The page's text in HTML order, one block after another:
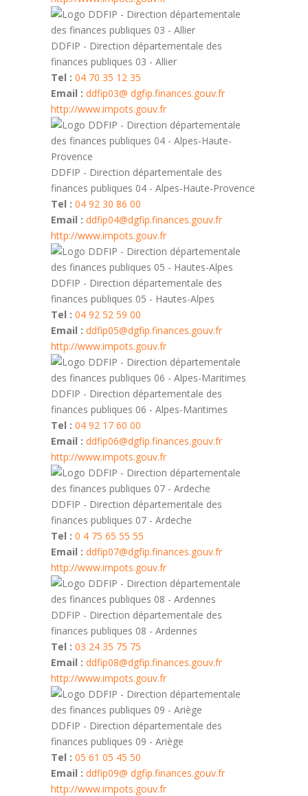
DDFIP - Direction départementale des
finances publiques 03 - Allier
Tel : 04 70 35 12 35
Email : ddfip03@ dgfip.finances.gouv.fr
http://www.impots.gouv.fr
DDFIP - Direction départementale des
finances publiques 04 - Alpes-Haute-Provence
Tel : 04 92 30 86 00
Email : ddfip04@dgfip.finances.gouv.fr
http://www.impots.gouv.fr
DDFIP - Direction départementale des
finances publiques 05 - Hautes-Alpes
Tel : 04 92 52 59 00
Email : ddfip05@dgfip.finances.gouv.fr
http://www.impots.gouv.fr
DDFIP - Direction départementale des
finances publiques 06 - Alpes-Maritimes
Tel : 04 92 17 60 00
Email : ddfip06@dgfip.finances.gouv.fr
http://www.impots.gouv.fr
DDFIP - Direction départementale des
finances publiques 07 - Ardeche
Tel : 0 4 75 65 55 55
Email : ddfip07@dgfip.finances.gouv.fr
http://www.impots.gouv.fr
DDFIP - Direction départementale des
finances publiques 08 - Ardennes
Tel : 03 24 35 75 75
Email : ddfip08@dgfip.finances.gouv.fr
http://www.impots.gouv.fr
DDFIP - Direction départementale des
finances publiques 09 - Ariège
Tel : 05 61 05 45 50
Email : ddfip09@ dgfip.finances.gouv.fr
http://www.impots.gouv.fr